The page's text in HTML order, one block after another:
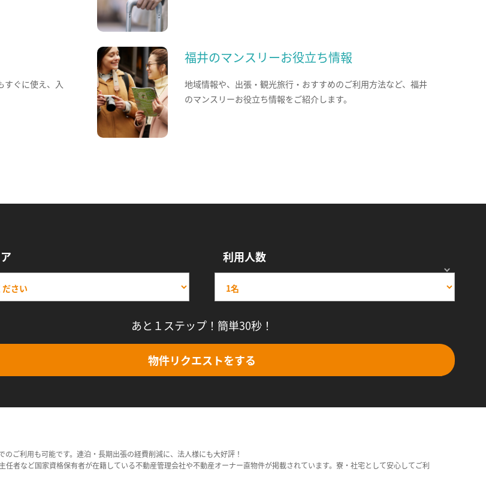
すぐに使え、入
福井のマンスリーお役立ち情報
地域情報や、出張・観光旅行・おすすめのご利用方法など、福井
のマンスリーお役立ち情報をご紹介します。
利用人数
あと１ステップ！簡単30秒！
物件リクエストをする
ご利用も可能です。連泊・長期出張の経費削減に、法人様にも大好評！
者など国家資格保有者が在籍している不動産管理会社や不動産オーナー直物件が掲載されています。寮・社宅として安心してご利